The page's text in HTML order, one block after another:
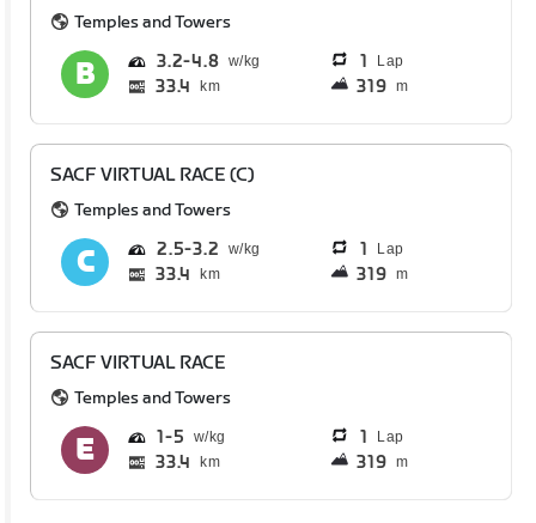
Temples and Towers
3.2 4.8 1 Lap
33.4 km 319 m
SACF VIRTUAL RACE (C)
Temples and Towers
2.5 3.2 1 Lap
33.4 km 319 m
SACF VIRTUAL RACE
Temples and Towers
1 5 1 Lap
33.4 km 319 m